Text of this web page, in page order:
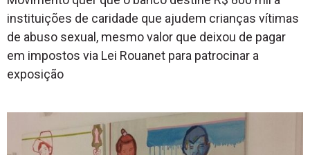
instituições de caridade que ajudem crianças vítimas
de abuso sexual, mesmo valor que deixou de pagar
em impostos via Lei Rouanet para patrocinar a
exposição